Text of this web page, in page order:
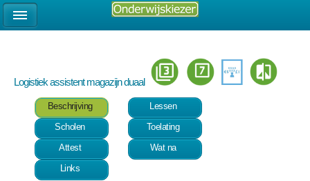
Logistiek assistent magazijn duaal
Beschrijving
Lessen
Scholen
Toelating
Attest
Wat na
Links